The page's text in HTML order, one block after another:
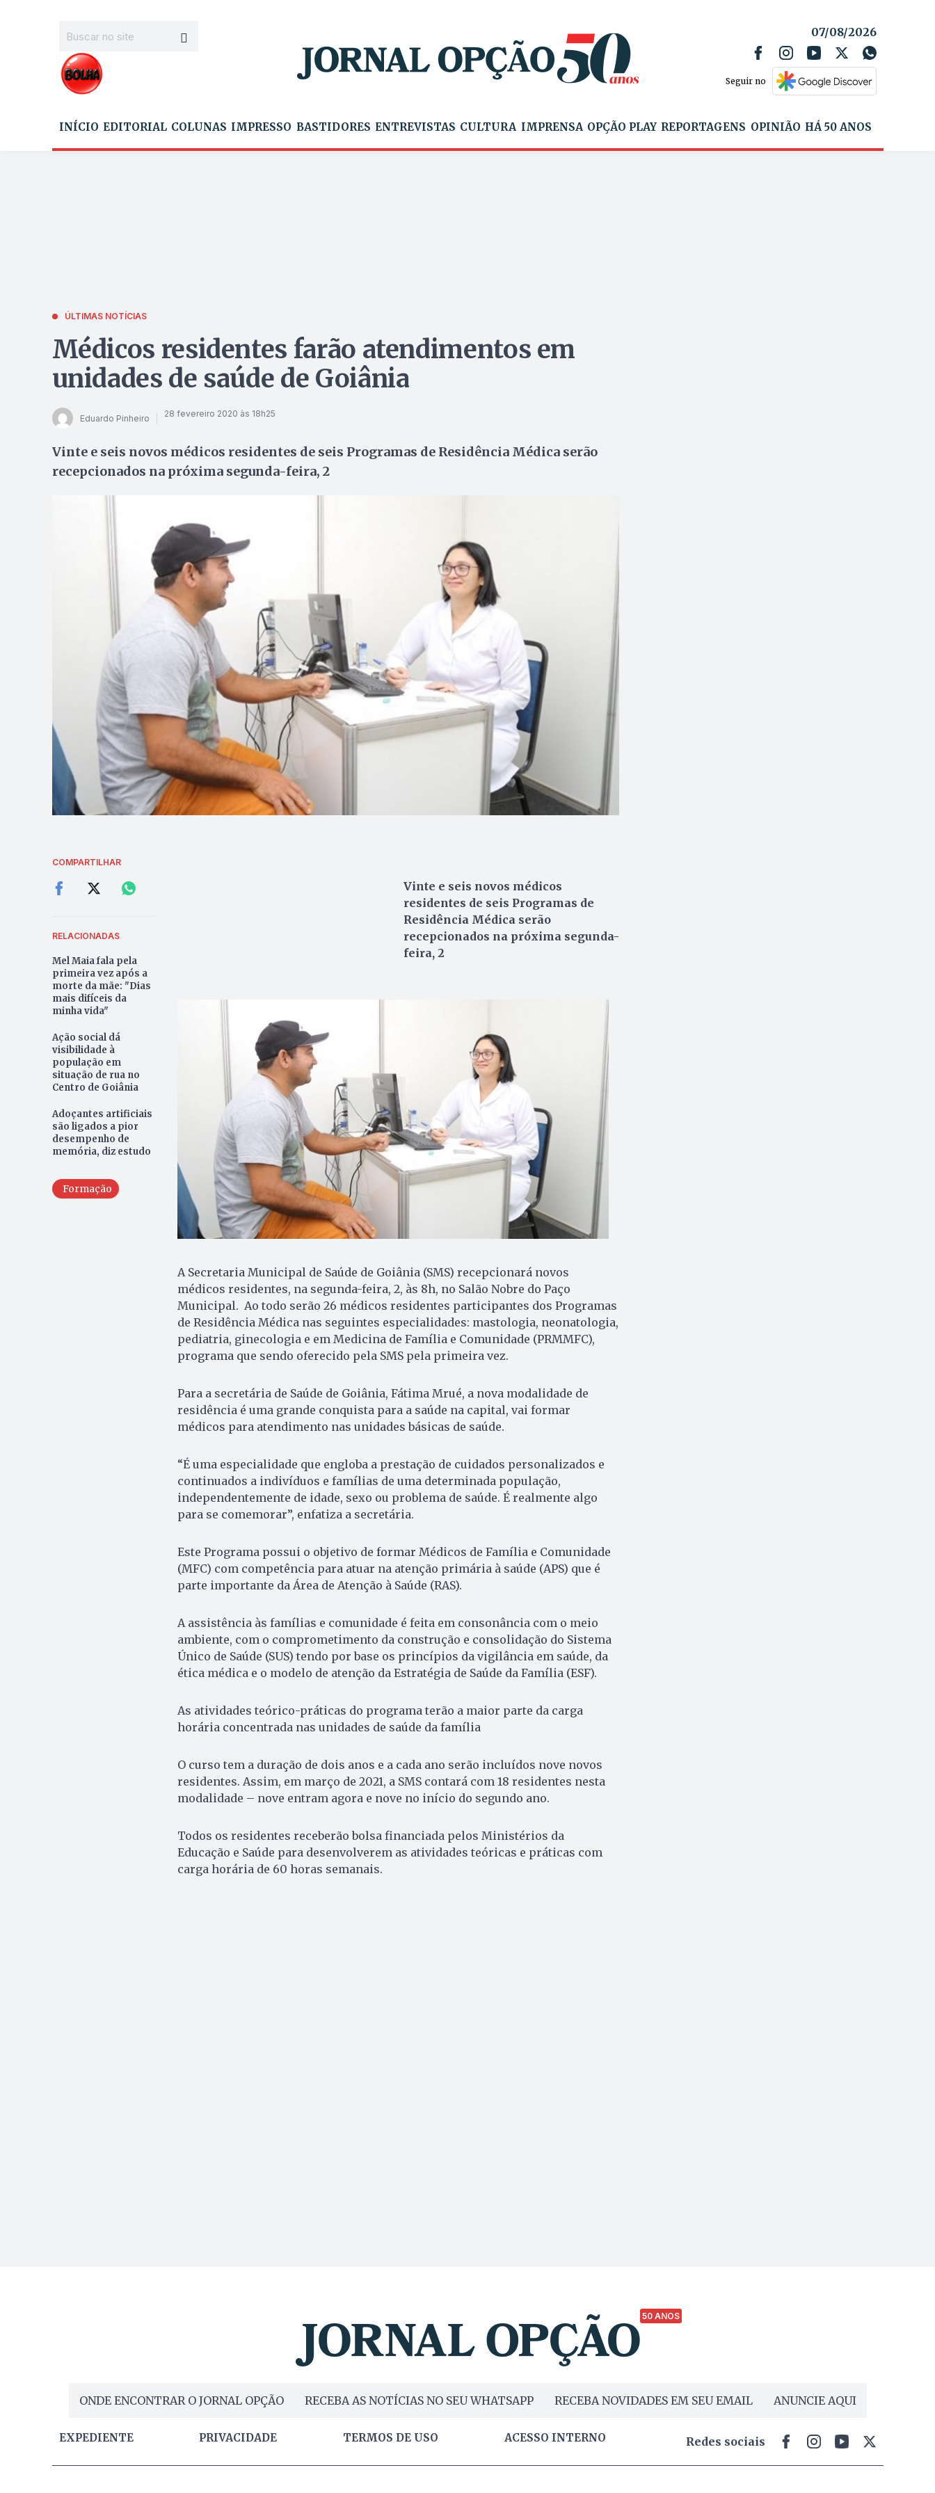
07/08/2026
Seguir no
INÍCIO EDITORIAL COLUNAS IMPRESSO BASTIDORES ENTREVISTAS CULTURA IMPRENSA OPÇÃO PLAY REPORTAGENS OPINIÃO HÁ 50 ANOS
ÚLTIMAS NOTÍCIAS
Médicos residentes farão atendimentos em
unidades de saúde de Goiânia
Eduardo Pinheiro 28 fevereiro 2020 às 18h25
Vinte e seis novos médicos residentes de seis Programas de Residência Médica serão
recepcionados na próxima segunda-feira, 2
COMPARTILHAR
RELACIONADAS
Mel Maia fala pela
primeira vez após a
morte da mãe: "Dias
mais difíceis da
minha vida"
Ação social dá
visibilidade à
população em
situação de rua no
Centro de Goiânia
Adoçantes artificiais
são ligados a pior
desempenho de
memória, diz estudo
Formação
Vinte e seis novos médicos
residentes de seis Programas de
Residência Médica serão
recepcionados na próxima segunda-
feira, 2
A Secretaria Municipal de Saúde de Goiânia (SMS) recepcionará novos
médicos residentes, na segunda-feira, 2, às 8h, no Salão Nobre do Paço
Municipal. Ao todo serão 26 médicos residentes participantes dos Programas
de Residência Médica nas seguintes especialidades: mastologia, neonatologia,
pediatria, ginecologia e em Medicina de Família e Comunidade (PRMMFC),
programa que sendo oferecido pela SMS pela primeira vez.
Para a secretária de Saúde de Goiânia, Fátima Mrué, a nova modalidade de
residência é uma grande conquista para a saúde na capital, vai formar
médicos para atendimento nas unidades básicas de saúde.
“É uma especialidade que engloba a prestação de cuidados personalizados e
continuados a indivíduos e famílias de uma determinada população,
independentemente de idade, sexo ou problema de saúde. É realmente algo
para se comemorar”, enfatiza a secretária.
Este Programa possui o objetivo de formar Médicos de Família e Comunidade
(MFC) com competência para atuar na atenção primária à saúde (APS) que é
parte importante da Área de Atenção à Saúde (RAS).
A assistência às famílias e comunidade é feita em consonância com o meio
ambiente, com o comprometimento da construção e consolidação do Sistema
Único de Saúde (SUS) tendo por base os princípios da vigilância em saúde, da
ética médica e o modelo de atenção da Estratégia de Saúde da Família (ESF).
As atividades teórico-práticas do programa terão a maior parte da carga
horária concentrada nas unidades de saúde da família
O curso tem a duração de dois anos e a cada ano serão incluídos nove novos
residentes. Assim, em março de 2021, a SMS contará com 18 residentes nesta
modalidade – nove entram agora e nove no início do segundo ano.
Todos os residentes receberão bolsa financiada pelos Ministérios da
Educação e Saúde para desenvolverem as atividades teóricas e práticas com
carga horária de 60 horas semanais.
50 ANOS
ONDE ENCONTRAR O JORNAL OPÇÃO RECEBA AS NOTÍCIAS NO SEU WHATSAPP RECEBA NOVIDADES EM SEU EMAIL ANUNCIE AQUI
EXPEDIENTE PRIVACIDADE TERMOS DE USO ACESSO INTERNO Redes sociais